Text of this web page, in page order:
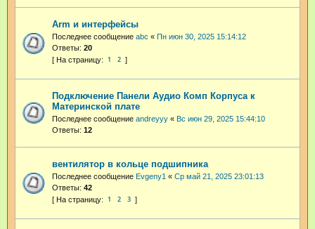
Arm и интерфейсы
Последнее сообщение abc « Пн июн 30, 2025 15:14:12
Ответы: 20
1 2
Подключение Панели Аудио Комп Корпуса к
Материнской плате
Последнее сообщение andreyyy « Вс июн 29, 2025 15:44:10
Ответы: 12
вентилятор в кольце подшипника
Последнее сообщение Evgeny1 « Ср май 21, 2025 23:01:13
Ответы: 42
1 2 3